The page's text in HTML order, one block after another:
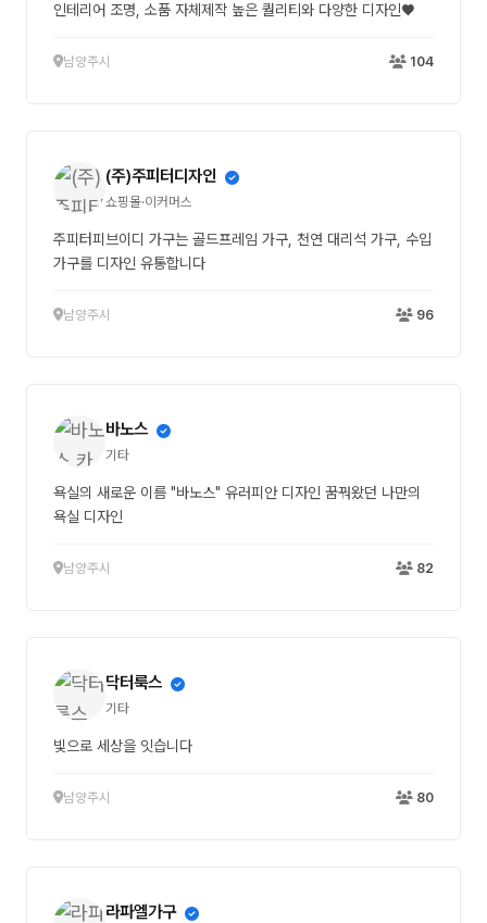
인테리어 조명, 소품 자체제작 높은 퀄리티와 다양한 디자인♥
남양주시 104
(주)주피터디자인
쇼핑몰·이커머스
주피터피브이디 가구는 골드프레임 가구, 천연 대리석 가구, 수입
가구를 디자인 유통합니다
남양주시 96
바노스
기타
욕실의 새로운 이름 "바노스" 유러피안 디자인 꿈꿔왔던 나만의
욕실 디자인
남양주시 82
닥터룩스
기타
빛으로 세상을 잇습니다
남양주시 80
라파엘가구